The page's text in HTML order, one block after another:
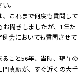
。
これまで何度も質問して
お聞きしましたが、1年た
会においても質問させて
こと56年、当時、現在の
真駅が、すぐ近くの大手